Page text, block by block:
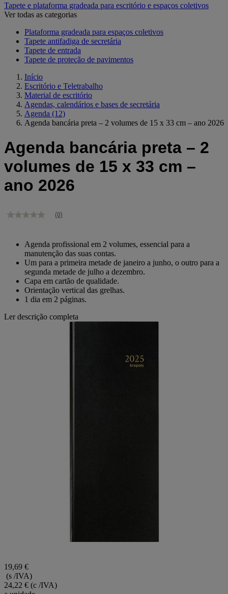
Tapete e plataforma gradeada para escritório e espaços coletivos
Ver todas as categorias
Plataforma gradeada para espaços coletivos
Tapete antifadiga de secretária
Tapete de entrada
Tapete de proteção de pavimentos
Início
Escritório e Teletrabalho
Material de escritório
Agendas, calendários e bases de secretária
Agenda (12)
Agenda bancária preta – 2 volumes de 15 x 33 cm – ano 2026
Agenda bancária preta – 2
volumes de 15 x 33 cm –
ano 2026
Sem
classificação
mesma
página.
(0)
Agenda profissional em 2 volumes, essencial para a
manutenção das suas contas.
Um para a primeira metade de janeiro a junho, o outro para a
segunda metade de julho a dezembro.
Capa em cartão de qualidade.
Orientação vertical das grelhas.
1 dia em 2 páginas.
Ler descrição completa
19,69 €
(s /IVA)
24,22 € (c /IVA)